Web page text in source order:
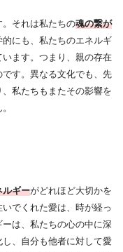
それは私たちの魂の繋が
にも、私たちのエネルギ
ます。つまり、親の存在
す。異なる文化でも、先
私たちもまたその影響を
ルギーがどれほど大切かを
でくれた愛は、時が経っ
は、私たちの心の中に深
、自分も他者に対して愛